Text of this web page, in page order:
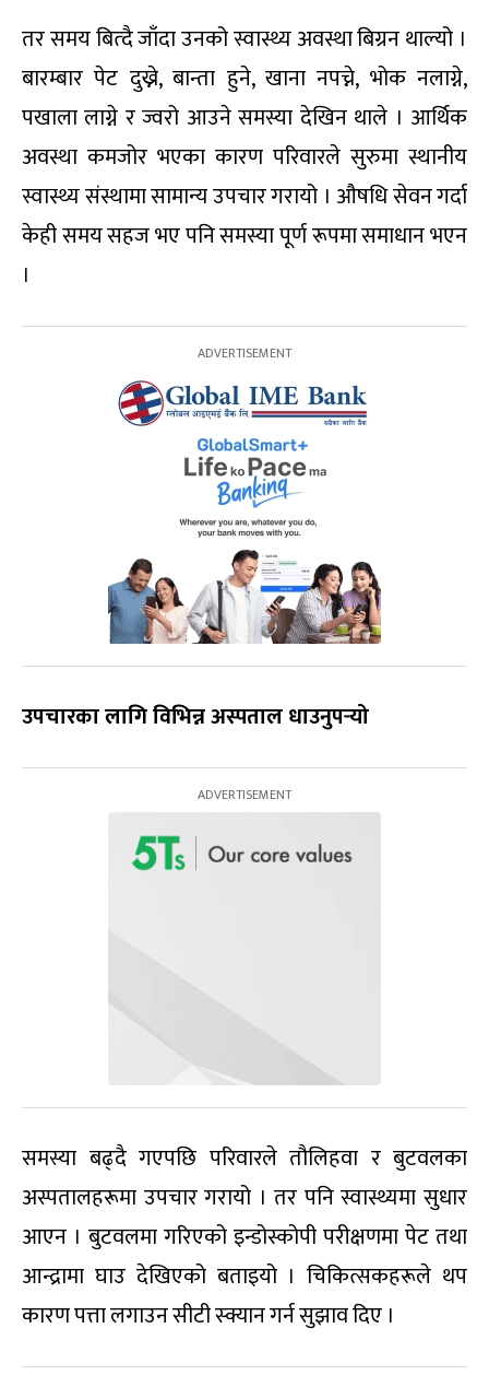
तर समय बित्दै जाँदा उनको स्वास्थ्य अवस्था बिग्रन थाल्यो ।
बारम्बार पेट दुख्ने, बान्ता हुने, खाना नपच्ने, भोक नलाग्ने,
पखाला लाग्ने र ज्वरो आउने समस्या देखिन थाले । आर्थिक
अवस्था कमजोर भएका कारण परिवारले सुरुमा स्थानीय
स्वास्थ्य संस्थामा सामान्य उपचार गरायो । औषधि सेवन गर्दा
केही समय सहज भए पनि समस्या पूर्ण रूपमा समाधान भएन
।
उपचारका लागि विभिन्न अस्पताल धाउनुपर्‍यो
समस्या बढ्दै गएपछि परिवारले तौलिहवा र बुटवलका
अस्पतालहरूमा उपचार गरायो । तर पनि स्वास्थ्यमा सुधार
आएन । बुटवलमा गरिएको इन्डोस्कोपी परीक्षणमा पेट तथा
आन्द्रामा घाउ देखिएको बताइयो । चिकित्सकहरूले थप
कारण पत्ता लगाउन सीटी स्क्यान गर्न सुझाव दिए ।